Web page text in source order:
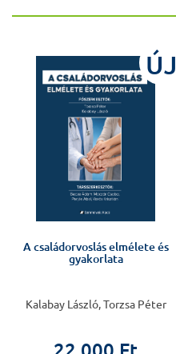
ÚJ
A családorvoslás elmélete és
gyakorlata
Kalabay László, Torzsa Péter